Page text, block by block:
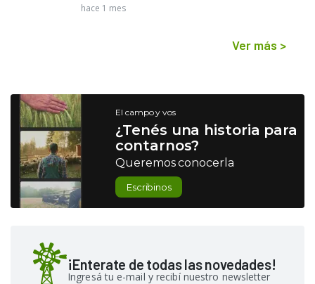
hace 1 mes
Ver más >
El campo y vos
¿Tenés una historia para
contarnos?
Queremos conocerla
Escribinos
¡Enterate de todas las novedades!
Ingresá tu e-mail y recibí nuestro newsletter